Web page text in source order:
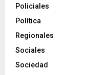
Policiales
Política
Regionales
Sociales
Sociedad